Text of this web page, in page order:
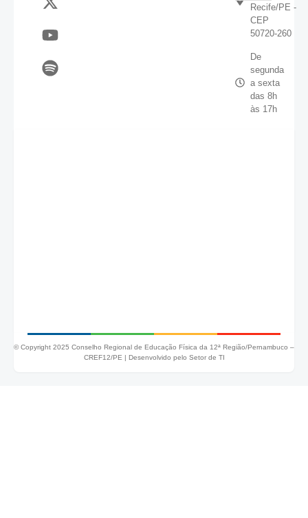
Recife/PE -
CEP
50720-260
De
segunda
a sexta
das 8h
às 17h
© Copyright 2025 Conselho Regional de Educação Física da 12ª Região/Pernambuco –
CREF12/PE | Desenvolvido pelo Setor de TI